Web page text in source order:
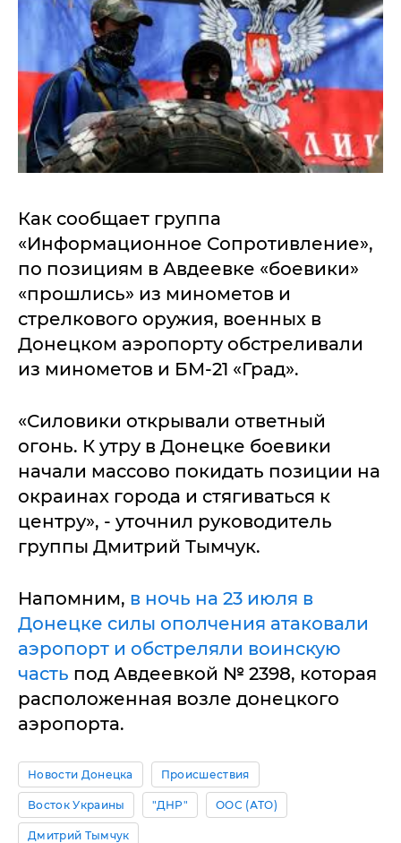
Как сообщает группа
«Информационное Сопротивление»,
по позициям в Авдеевке «боевики»
«прошлись» из минометов и
стрелкового оружия, военных в
Донецком аэропорту обстреливали
из минометов и БМ-21 «Град».
«Силовики открывали ответный
огонь. К утру в Донецке боевики
начали массово покидать позиции на
окраинах города и стягиваться к
центру», - уточнил руководитель
группы Дмитрий Тымчук.
Напомним, в ночь на 23 июля в
Донецке силы ополчения атаковали
аэропорт и обстреляли воинскую
часть под Авдеевкой № 2398, которая
расположенная возле донецкого
аэропорта.
Новости Донецка Происшествия
Восток Украины "ДНР" ООС (АТО)
Дмитрий Тымчук